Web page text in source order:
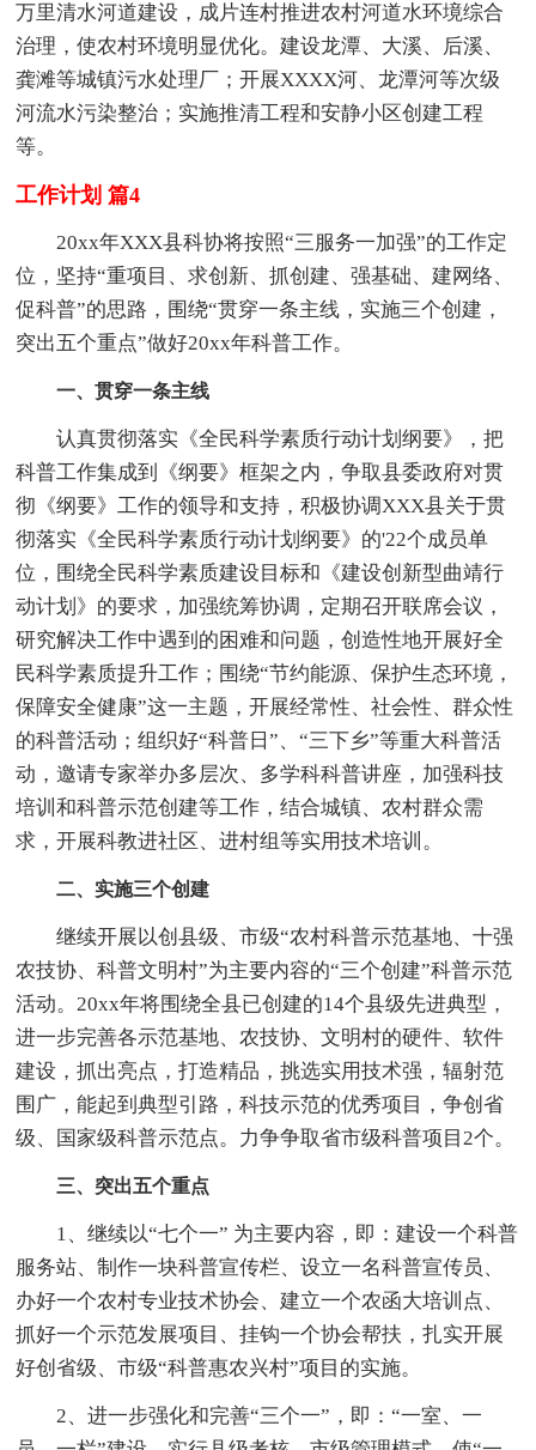
万里清水河道建设，成片连村推进农村河道水环境综合
治理，使农村环境明显优化。建设龙潭、大溪、后溪、
龚滩等城镇污水处理厂；开展XXXX河、龙潭河等次级
河流水污染整治；实施推清工程和安静小区创建工程
等。
工作计划 篇4
20xx年XXX县科协将按照“三服务一加强”的工作定
位，坚持“重项目、求创新、抓创建、强基础、建网络、
促科普”的思路，围绕“贯穿一条主线，实施三个创建，
突出五个重点”做好20xx年科普工作。
一、贯穿一条主线
认真贯彻落实《全民科学素质行动计划纲要》，把
科普工作集成到《纲要》框架之内，争取县委政府对贯
彻《纲要》工作的领导和支持，积极协调XXX县关于贯
彻落实《全民科学素质行动计划纲要》的'22个成员单
位，围绕全民科学素质建设目标和《建设创新型曲靖行
动计划》的要求，加强统筹协调，定期召开联席会议，
研究解决工作中遇到的困难和问题，创造性地开展好全
民科学素质提升工作；围绕“节约能源、保护生态环境，
保障安全健康”这一主题，开展经常性、社会性、群众性
的科普活动；组织好“科普日”、“三下乡”等重大科普活
动，邀请专家举办多层次、多学科科普讲座，加强科技
培训和科普示范创建等工作，结合城镇、农村群众需
求，开展科教进社区、进村组等实用技术培训。
二、实施三个创建
继续开展以创县级、市级“农村科普示范基地、十强
农技协、科普文明村”为主要内容的“三个创建”科普示范
活动。20xx年将围绕全县已创建的14个县级先进典型，
进一步完善各示范基地、农技协、文明村的硬件、软件
建设，抓出亮点，打造精品，挑选实用技术强，辐射范
围广，能起到典型引路，科技示范的优秀项目，争创省
级、国家级科普示范点。力争争取省市级科普项目2个。
三、突出五个重点
1、继续以“七个一” 为主要内容，即：建设一个科普
服务站、制作一块科普宣传栏、设立一名科普宣传员、
办好一个农村专业技术协会、建立一个农函大培训点、
抓好一个示范发展项目、挂钩一个协会帮扶，扎实开展
好创省级、市级“科普惠农兴村”项目的实施。
2、进一步强化和完善“三个一”，即：“一室、一